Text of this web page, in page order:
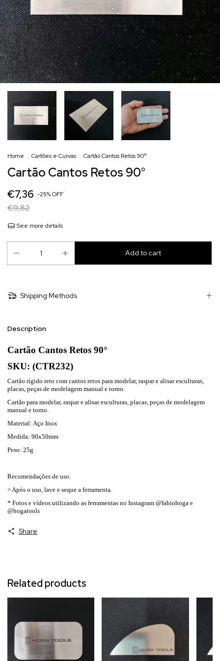
Home . Cartões e Curvas . Cartão Cantos Retos 90°
Cartão Cantos Retos 90°
€7,36 -25%OFF
€9,82
See more details
Shipping Methods
Description
Cartão Cantos Retos 90°
SKU: (CTR232)
Cartão rígido reto com cantos retos para modelar, raspar e alisar esculturas,
placas, peças de modelagem manual e torno.
Cartão para modelar, raspar e alisar esculturas, placas, peças de modelagem
manual e torno.
Material: Aço Inox
Medida: 90x50mm
Peso: 25g
Recomendações de uso:
> Após o uso, lave e seque a ferramenta.
* Fotos e vídeos utilizando as ferramentas no Instagram @fabiohoga e
@hogatools
Share
Related products